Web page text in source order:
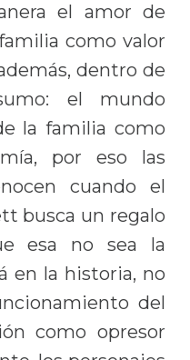
el amor de
como valor
dentro de
el mundo
la familia como
por eso las
cuando el
busca un regalo
esa no sea la
en la historia, no
del
como opresor